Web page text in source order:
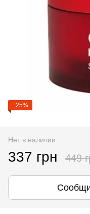
−25%
Нет в наличии
337 грн 449